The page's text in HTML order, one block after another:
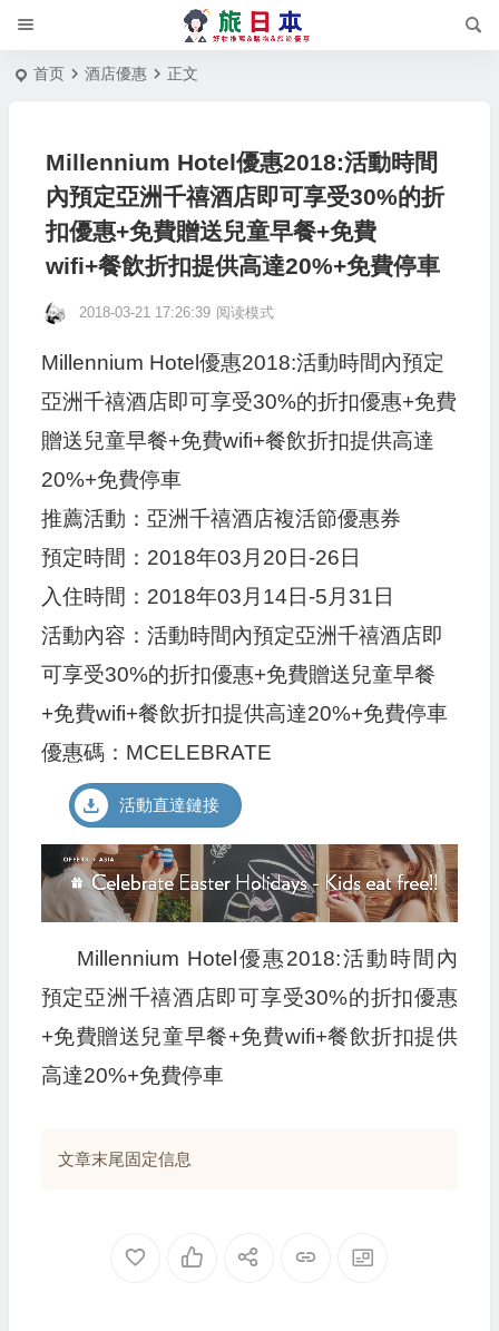
首页 酒店優惠 正文
Millennium Hotel優惠2018:活動時間
內預定亞洲千禧酒店即可享受30%的折
扣優惠+免費贈送兒童早餐+免費
wifi+餐飲折扣提供高達20%+免費停車
2018-03-21 17:26:39 阅读模式
Millennium Hotel優惠2018:活動時間內預定
亞洲千禧酒店即可享受30%的折扣優惠+免費
贈送兒童早餐+免費wifi+餐飲折扣提供高達
20%+免費停車
推薦活動：亞洲千禧酒店複活節優惠券
預定時間：2018年03月20日-26日
入住時間：2018年03月14日-5月31日
活動內容：活動時間內預定亞洲千禧酒店即
可享受30%的折扣優惠+免費贈送兒童早餐
+免費wifi+餐飲折扣提供高達20%+免費停車
優惠碼：MCELEBRATE
活動直達鏈接
Millennium Hotel優惠2018:活動時間內
預定亞洲千禧酒店即可享受30%的折扣優惠
+免費贈送兒童早餐+免費wifi+餐飲折扣提供
高達20%+免費停車
文章末尾固定信息